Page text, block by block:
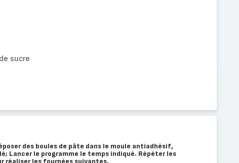
sucre
des boules de pâte dans le moule antiadhésif,
Lancer le programme le temps indiqué. Répéter les
réaliser les fournées suivantes.